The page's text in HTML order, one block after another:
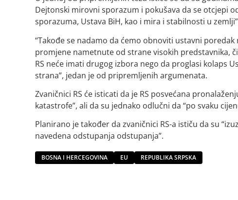
Dejtonski mirovni sporazum i pokušava da se otcjepi
sporazuma, Ustava BiH, kao i mira i stabilnosti u
“Takođe se nadamo da ćemo obnoviti ustavni
promjene nametnute od strane visokih predstavnika,
RS neće imati drugog izbora nego da proglasi kolaps
strana”, jedan je od pripremljenih argumenata.
Zvaničnici RS će isticati da je RS posvećana
katastrofe”, ali da su jednako odlučni da “po svaku
Planirano je također da zvaničnici RS-a ističu da su
navedena odstupanja odstupanja”.
BOSNA I HERCEGOVINA EU REPUBLIKA SRPSKA